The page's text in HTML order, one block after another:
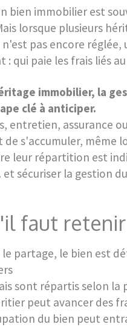
bien immobilier est
lorsque plusieurs
n'est pas encore
: qui paie les frais liés
immobilier, la
clé à anticiper.
entretien, assurance
s'accumuler, même
leur répartition est
sécuriser la gestion
faut
partage, le bien est
sont répartis selon la
peut avancer des
du bien peut